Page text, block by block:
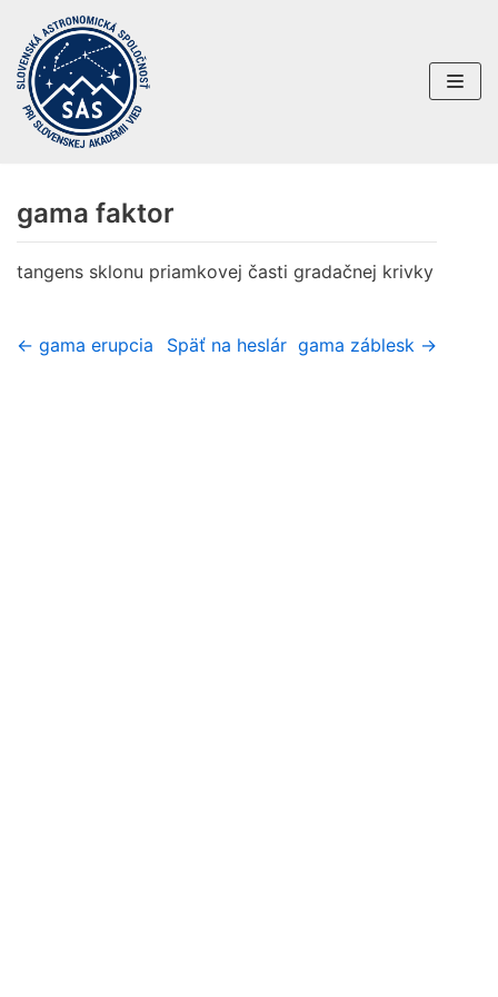
Preskočiť
na
obsah
gama faktor
tangens sklonu priamkovej časti gradačnej krivky
← gama erupcia Späť na heslár gama záblesk →